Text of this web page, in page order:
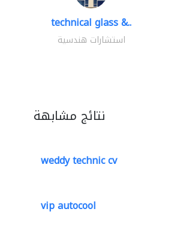
technical glass &..
استشارات هندسية
نتائج مشابهة
weddy technic cv
vip autocool